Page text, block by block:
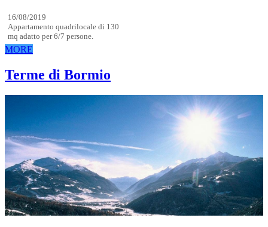
16/08/2019
Appartamento quadrilocale di 130
mq adatto per 6/7 persone.
MORE
Terme di Bormio